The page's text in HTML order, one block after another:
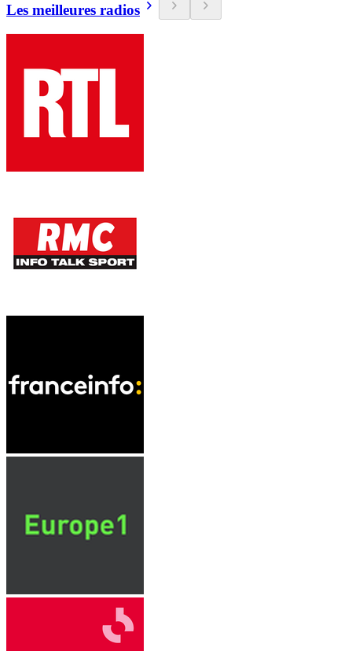
Les meilleures radios